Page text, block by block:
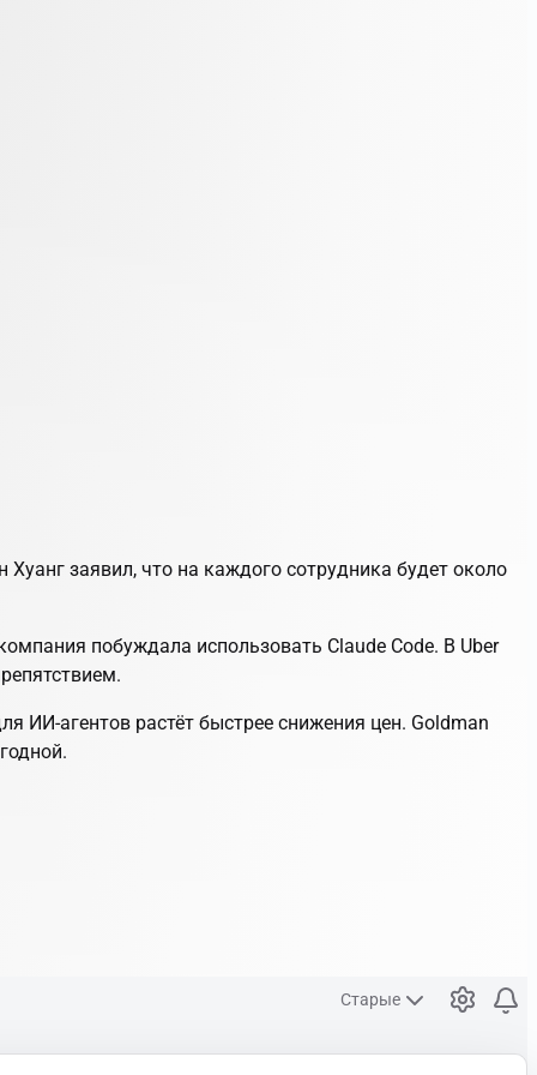
заявил, что на каждого сотрудника будет около
побуждала использовать Claude Code. В Uber
ИИ-агентов растёт быстрее снижения цен. Goldman
Старые